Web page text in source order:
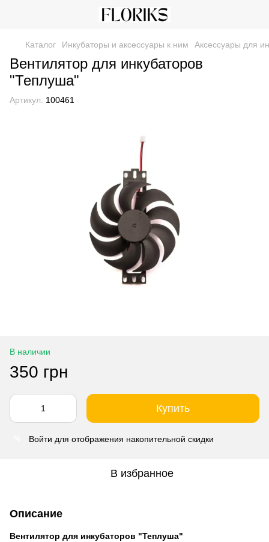
Каталог Инкубаторы и аксессуары к ним Аксессуары для
Вентилятор для инкубаторов
"Теплуша"
Артикул: 100461
В наличии
350 грн
Купить
Войти для отображения накопительной скидки
В избранное
Описание
Вентилятор для инкубаторов "Теплуша"